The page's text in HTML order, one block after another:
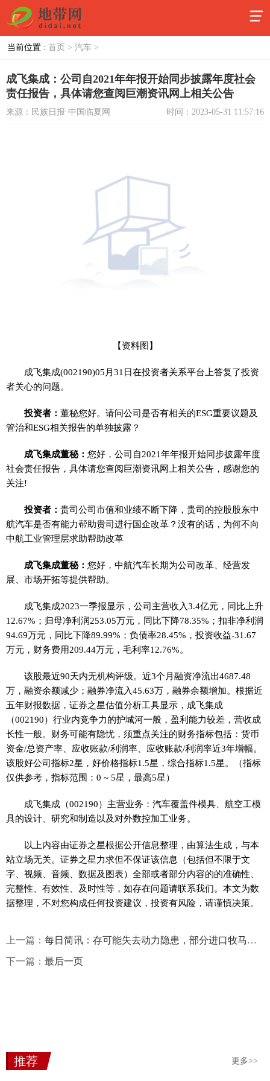
当前位置 : 首页 > 汽车 >
成飞集成：公司自2021年年报开始同步披露年度社会
责任报告，具体请您查阅巨潮资讯网上相关公告
来源：民族日报·中国临夏网 时间：2023-05-31 11:57:16
【资料图】
成飞集成(002190)05月31日在投资者关系平台上答复了投资
者关心的问题。
投资者：董秘您好。请问公司是否有相关的ESG重要议题及
管治和ESG相关报告的单独披露？
成飞集成董秘：您好，公司自2021年年报开始同步披露年度
社会责任报告，具体请您查阅巨潮资讯网上相关公告，感谢您的
关注!
投资者：贵司公司市值和业绩不断下降，贵司的控股股东中
航汽车是否有能力帮助贵司进行国企改革？没有的话，为何不向
中航工业管理层求助帮助改革
成飞集成董秘：您好，中航汽车长期为公司改革、经营发
展、市场开拓等提供帮助。
成飞集成2023一季报显示，公司主营收入3.4亿元，同比上升
12.67%；归母净利润253.05万元，同比下降78.35%；扣非净利润
94.69万元，同比下降89.99%；负债率28.45%，投资收益-31.67
万元，财务费用209.44万元，毛利率12.76%。
该股最近90天内无机构评级。近3个月融资净流出4687.48
万，融资余额减少；融券净流入45.63万，融券余额增加。根据近
五年财报数据，证券之星估值分析工具显示，成飞集成
（002190）行业内竞争力的护城河一般，盈利能力较差，营收成
长性一般。财务可能有隐忧，须重点关注的财务指标包括：货币
资金/总资产率、应收账款/利润率、应收账款/利润率近3年增幅。
该股好公司指标2星，好价格指标1.5星，综合指标1.5星。（指标
仅供参考，指标范围：0 ~ 5星，最高5星）
成飞集成（002190）主营业务：汽车覆盖件模具、航空工模
具的设计、研究和制造以及对外数控加工业务。
以上内容由证券之星根据公开信息整理，由算法生成，与本
站立场无关。证券之星力求但不保证该信息（包括但不限于文
字、视频、音频、数据及图表）全部或者部分内容的的准确性、
完整性、有效性、及时性等，如存在问题请联系我们。本文为数
据整理，不对您构成任何投资建议，投资有风险，请谨慎决策。
上一篇： 每日简讯：存可能失去动力隐患，部分进口牧马人宣布召回
下一篇： 最后一页
推荐 更多>>